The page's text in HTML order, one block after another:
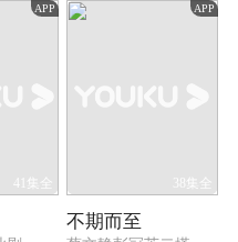
对手并通过辛勤劳动凑足弟弟的
APP
41集全
APP
38集全
不期而至